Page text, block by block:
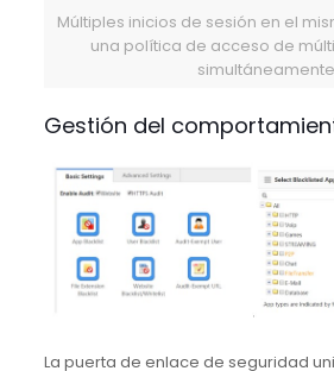
Múltiples inicios de sesión en el
una política de acceso de
simultáneamente
Gestión del
La puerta de enlace de seguridad